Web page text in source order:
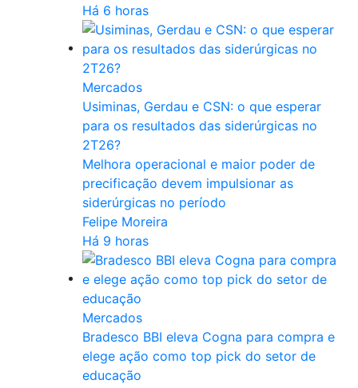
Há 6 horas
Mercados
Usiminas, Gerdau e CSN: o que esperar
para os resultados das siderúrgicas no
2T26?
Melhora operacional e maior poder de
precificação devem impulsionar as
siderúrgicas no período
Felipe Moreira
Há 9 horas
Mercados
Bradesco BBI eleva Cogna para compra e
elege ação como top pick do setor de
educação